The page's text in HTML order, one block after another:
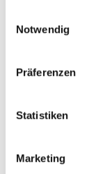
Notwendig
Präferenzen
Statistiken
Marketing